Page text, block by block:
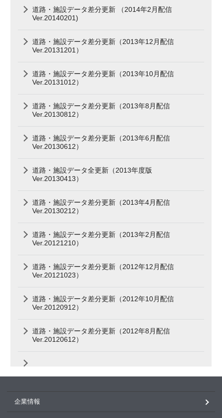
道路・施設データ差分更新 （2014年2月配信
Ver.20140201)
道路・施設データ差分更新（2013年12月配信
Ver.20131201）
道路・施設データ差分更新（2013年10月配信
Ver.20131012）
道路・施設データ差分更新（2013年8月配信
Ver.20130812）
道路・施設データ差分更新（2013年6月配信
Ver.20130612）
道路・施設データ全更新（2013年度版
Ver.20130413）
道路・施設データ差分更新（2013年4月配信
Ver.20130212）
道路・施設データ差分更新（2013年2月配信
Ver.20121210）
道路・施設データ差分更新（2012年12月配信
Ver.20121023）
道路・施設データ差分更新（2012年10月配信
Ver.20120912）
道路・施設データ差分更新（2012年8月配信
Ver.20120612）
企業情報